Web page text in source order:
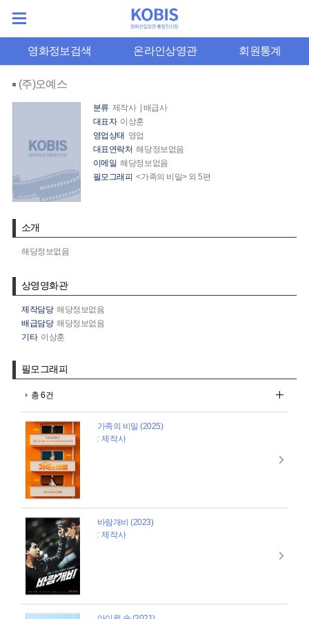
영화정보검색 온라인상영관 회원통계
(주)오예스
분류 제작사 | 배급사
대표자 이상훈
영업상태 영업
대표연락처 해당정보없음
이메일 해당정보없음
필모그래피 <가족의 비밀> 외 5편
소개
해당정보없음
상영영화관
제작담당 해당정보없음
배급담당 해당정보없음
기타 이상훈
필모그래피
총 6건
가족의 비밀 (2025)
: 제작사
바람개비 (2023)
: 제작사